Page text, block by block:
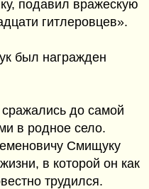
подавил вражескую
гитлеровцев».
был награжден
до самой
в родное село.
Смищуку
в которой он как
трудился.